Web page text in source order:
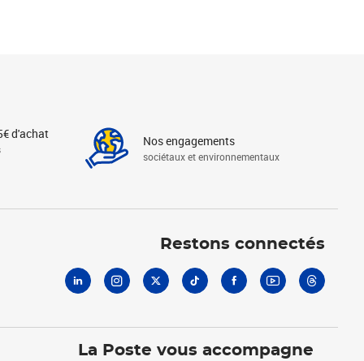
d'achat Nos engagements
sociétaux et environnementaux
Restons connectés
La Poste vous accompagne